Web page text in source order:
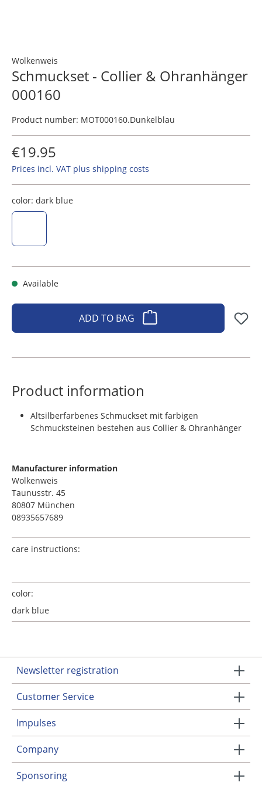
Wolkenweis
Schmuckset - Collier & Ohranhänger
000160
Product number: MOT000160.Dunkelblau
€19.95
Prices incl. VAT plus shipping costs
color: dark blue
Available
ADD TO BAG
Product information
Altsilberfarbenes Schmuckset mit farbigen
Schmucksteinen bestehen aus Collier & Ohranhänger
Manufacturer information
Wolkenweis
Taunusstr. 45
80807 München
08935657689
care instructions:
color:
dark blue
Newsletter registration
Customer Service
Impulses
Company
Sponsoring